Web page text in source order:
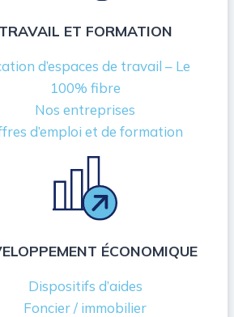
TRAVAIL ET FORMATION
d’espaces de travail – Le
100% fibre
Nos entreprises
d’emploi et de formation
ÉCONOMIQUE
Dispositifs d’aides
Foncier / immobilier